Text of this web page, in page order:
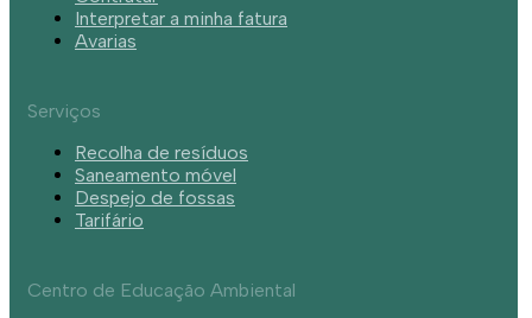
Interpretar a minha fatura
Avarias
Serviços
Recolha de resíduos
Saneamento móvel
Despejo de fossas
Tarifário
Centro de Educação Ambiental